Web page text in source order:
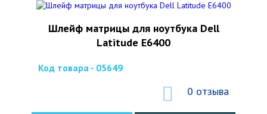
Шлейф матрицы для ноутбука Dell
Latitude E6400
Код товара - 05649
0 отзыва